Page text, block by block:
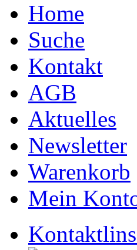
Home
Suche
Kontakt
AGB
Aktuelles
Newsletter
Warenkorb
Mein